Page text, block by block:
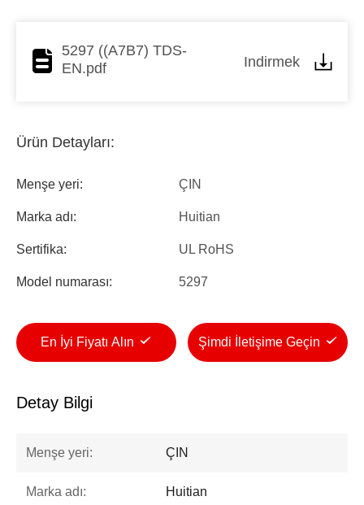
5297 ((A7B7) TDS-
EN.pdf
Indirmek
Ürün Detayları:
Menşe yeri: ÇIN
Marka adı: Huitian
Sertifika: UL RoHS
Model numarası: 5297
En İyi Fiyatı Alın Şimdi İletişime Geçin
Detay Bilgi
Menşe yeri: ÇIN
Marka adı: Huitian